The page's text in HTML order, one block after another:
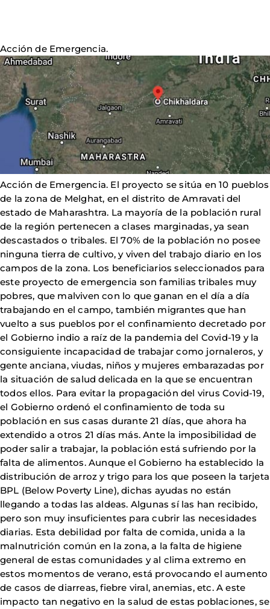
Acción de Emergencia.
Acción de Emergencia. El proyecto se sitúa en 10 pueblos
de la zona de Melghat, en el distrito de Amravati del
estado de Maharashtra. La mayoría de la población rural
de la región pertenecen a clases marginadas, ya sean
descastados o tribales. El 70% de la población no posee
ninguna tierra de cultivo, y viven del trabajo diario en los
campos de la zona. Los beneficiarios seleccionados para
este proyecto de emergencia son familias tribales muy
pobres, que malviven con lo que ganan en el día a día
trabajando en el campo, también migrantes que han
vuelto a sus pueblos por el confinamiento decretado por
el Gobierno indio a raíz de la pandemia del Covid-19 y la
consiguiente incapacidad de trabajar como jornaleros, y
gente anciana, viudas, niños y mujeres embarazadas por
la situación de salud delicada en la que se encuentran
todos ellos. Para evitar la propagación del virus Covid-19,
el Gobierno ordenó el confinamiento de toda su
población en sus casas durante 21 días, que ahora ha
extendido a otros 21 días más. Ante la imposibilidad de
poder salir a trabajar, la población está sufriendo por la
falta de alimentos. Aunque el Gobierno ha establecido la
distribución de arroz y trigo para los que poseen la tarjeta
BPL (Below Poverty Line), dichas ayudas no están
llegando a todas las aldeas. Algunas sí las han recibido,
pero son muy insuficientes para cubrir las necesidades
diarias. Esta debilidad por falta de comida, unida a la
malnutrición común en la zona, a la falta de higiene
general de estas comunidades y al clima extremo en
estos momentos de verano, está provocando el aumento
de casos de diarreas, fiebre viral, anemias, etc. A este
impacto tan negativo en la salud de estas poblaciones, se